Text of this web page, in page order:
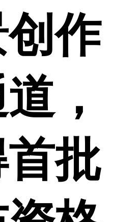
作
，
批